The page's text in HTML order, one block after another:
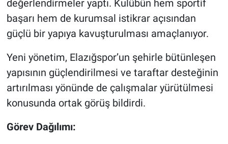
değerlendirmeler yaptı. Kulübün hem sportif
başarı hem de kurumsal istikrar açısından
güçlü bir yapıya kavuşturulması amaçlanıyor.
Yeni yönetim, Elazığspor’un şehirle bütünleşen
yapısının güçlendirilmesi ve taraftar desteğinin
artırılması yönünde de çalışmalar yürütülmesi
konusunda ortak görüş bildirdi.
Görev Dağılımı: